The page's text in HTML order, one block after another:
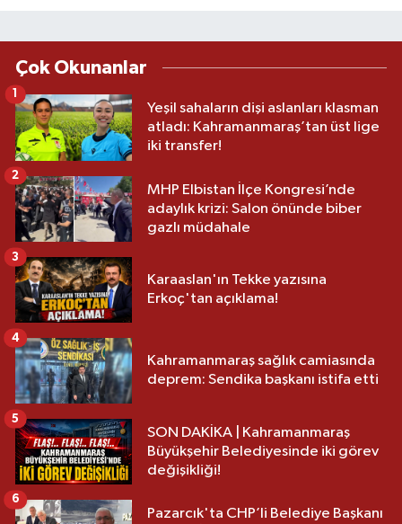
Çok Okunanlar
Yeşil sahaların dişi aslanları klasman
atladı: Kahramanmaraş’tan üst lige
iki transfer!
MHP Elbistan İlçe Kongresi’nde
adaylık krizi: Salon önünde biber
gazlı müdahale
2
Karaaslan'ın Tekke yazısına
Erkoç'tan açıklama!
3
Kahramanmaraş sağlık camiasında
deprem: Sendika başkanı istifa etti
4
SON DAKİKA | Kahramanmaraş
Büyükşehir Belediyesinde iki görev
değişikliği!
5
Pazarcık'ta CHP’li Belediye Başkanı
6